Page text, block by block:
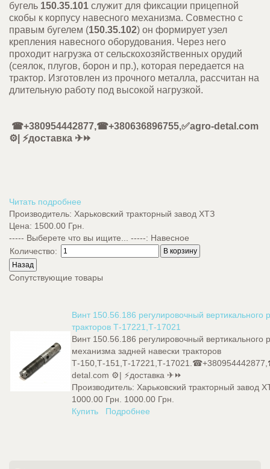
бугель 150.35.101 служит для фиксации прицепной
скобы к корпусу навесного механизма. Совместно с
правым бугелем (150.35.102) он формирует узел
крепления навесного оборудования. Через него
проходит нагрузка от сельскохозяйственных орудий
(сеялок, плугов, борон и пр.), которая передается на
трактор. Изготовлен из прочного металла, рассчитан на
длительную работу под высокой нагрузкой.
☎+380954442877,☎+380636896755,✅agro-detal.com
⚙️| ⚡доставка ✈⏩
Читать подробнее
Производитель: Харьковский тракторный завод ХТЗ
Цена: 1500.00 Грн.
----- Выберете что вы ищите... -----: Навесное
Количество:
Сопутствующие товары
Винт 150.56.186 регулировочный вертикального
тракторов Т-17221,Т-17021
Винт 150.56.186 регулировочный вертикального
механизма задней навески тракторов
Т-150,Т-151,Т-17221,Т-
detal.com ⚙️| ⚡доставка ✈⏩
Производитель: Харьковский тракторный завод
1000.00 Грн. 1000.00 Грн.
Купить
Подробнее